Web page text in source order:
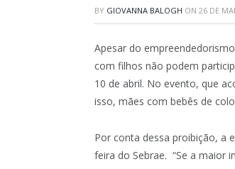
BY GIOVANNA BALOGH ON 26 DE
Apesar do
com filhos não podem
10 de abril. No evento, que
isso, mães com bebês de
Por conta dessa proibição, a
feira do Sebrae. “Se a maior